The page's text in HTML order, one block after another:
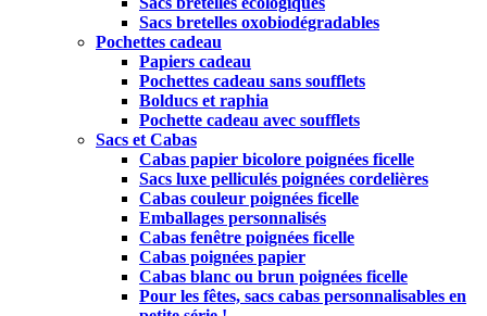
Sacs bretelles oxobiodégradables
Pochettes cadeau
Papiers cadeau
Pochettes cadeau sans soufflets
Bolducs et raphia
Pochette cadeau avec soufflets
Sacs et Cabas
Cabas papier bicolore poignées ficelle
Sacs luxe pelliculés poignées cordelières
Cabas couleur poignées ficelle
Emballages personnalisés
Cabas fenêtre poignées ficelle
Cabas poignées papier
Cabas blanc ou brun poignées ficelle
Pour les fêtes, sacs cabas personnalisables en